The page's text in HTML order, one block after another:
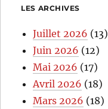
LES ARCHIVES
Juillet 2026 (13)
Juin 2026 (12)
Mai 2026 (17)
Avril 2026 (18)
Mars 2026 (18)